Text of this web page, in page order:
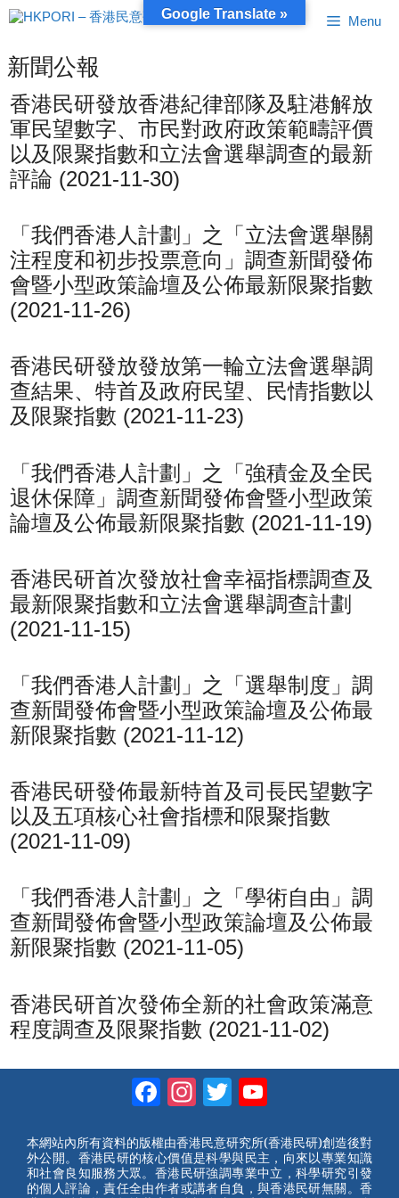
跳
至
容
Menu
新聞公報
香港民研發放香港紀律部隊及駐港解放
軍民望數字、市民對政府政策範疇評價
以及限聚指數和立法會選舉調查的最新
評論 (2021-11-30)
「我們香港人計劃」之「立法會選舉關
注程度和初步投票意向」調查新聞發佈
會暨小型政策論壇及公佈最新限聚指數
(2021-11-26)
香港民研發放發放第一輪立法會選舉調
查結果、特首及政府民望、民情指數以
及限聚指數 (2021-11-23)
「我們香港人計劃」之「強積金及全民
退休保障」調查新聞發佈會暨小型政策
論壇及公佈最新限聚指數 (2021-11-19)
香港民研首次發放社會幸福指標調查及
最新限聚指數和立法會選舉調查計劃
(2021-11-15)
「我們香港人計劃」之「選舉制度」調
查新聞發佈會暨小型政策論壇及公佈最
新限聚指數 (2021-11-12)
香港民研發佈最新特首及司長民望數字
以及五項核心社會指標和限聚指數
(2021-11-09)
「我們香港人計劃」之「學術自由」調
查新聞發佈會暨小型政策論壇及公佈最
新限聚指數 (2021-11-05)
香港民研首次發佈全新的社會政策滿意
程度調查及限聚指數 (2021-11-02)
Facebook
Instagram
Twitter
本網站內所有資料的版權由香港民意研究所(香港民研)創造後對
外公開。香港民研的核心價值是科學與民主，向來以專業知識
和社會良知服務大眾。香港民研強調專業中立，科學研究引發
的個人評論，責任全由作者或講者自負，與香港民研無關。香
Google Translate »